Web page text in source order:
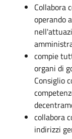
Collabora
operando
compie
organi di
Consiglio
collabora
indirizzi